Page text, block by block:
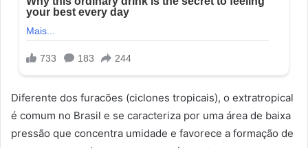
Diferente dos furacões (ciclones tropicais), o extratropical
é comum no Brasil e se caracteriza por uma área de baixa
pressão que concentra umidade e favorece a formação de